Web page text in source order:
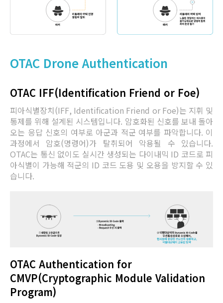
OTAC Drone Authentication
OTAC IFF(Identification Friend or Foe)
피아식별장치(IFF, Identification Friend or Foe)는 지휘 및
통제를 위해 설계된 시스템입니다. 암호화된 신호를 보내 돌아
오는 응답 신호의 여부로 아군과 적군 여부를 파악합니다. 이
과정에서 암호(명령어)가 탈취되어 악용될 수 있습니다.
OTAC는 통신 없이도 실시간 생성되는 다이내믹 ID 코드로 피
아식별이 가능해 적군의 ID 코드 도용 및 오용을 방지할 수 있
습니다.
OTAC Authentication for
CMVP(Cryptographic Module Validation
Program)